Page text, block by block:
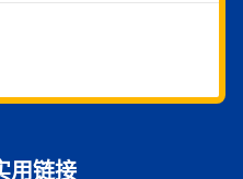
用链接